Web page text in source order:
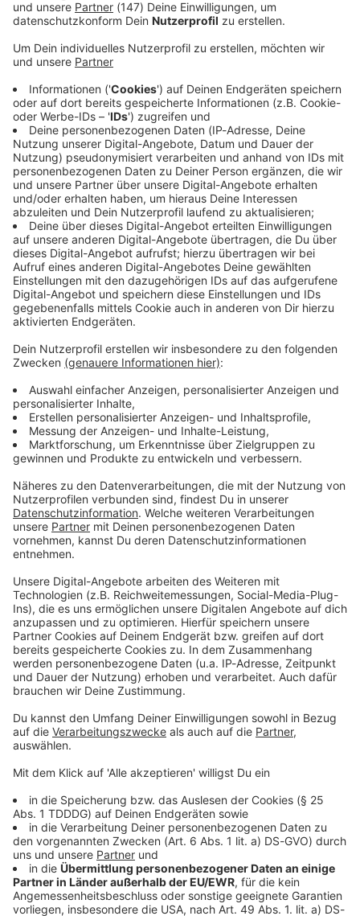
Immer auf dem Laufenden
bleiben!
Verpass' nichts mehr - mit unserem kostenlosen
ANTENNE BAYERN Newsletter. Ob Nachrichten,
Lifestyle oder unsere neuesten Aktionen - wir
informieren dich.
Zum Newsletter anmelden
Du möchtest uns etwas sagen?
Kontaktformular
Sprachnachricht
© dpa-infocom, dpa:260529-930-146035/1
DAS KÖNNTE DICH AUCH INTERESSIEREN
Bayern